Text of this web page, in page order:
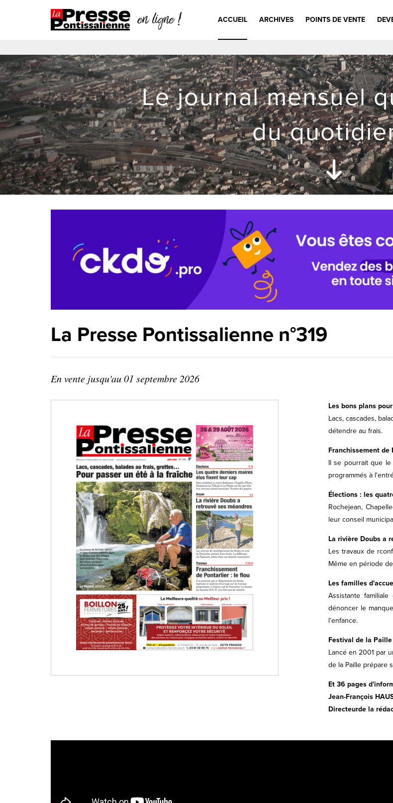
ACCUEIL ARCHIVES POINTS DE VENTE
Le journal mensuel
du
La Presse Pontissalienne n°319
En vente jusqu'au01 septembre 2026
Les bons plans
Lacs, cascades,
détendre au frais.
Franchissement
Il se pourrait que
programmés à
Élections : les
Rochejean,
leur conseil
La rivière Doubs a
Les travaux de
Même en période
Les familles
Assistante
dénoncer le
l’enfance.
Festival de la
Lancé en 2001 par
de la Paille prépare
Et 36 pages
Jean-François
Directeurde la